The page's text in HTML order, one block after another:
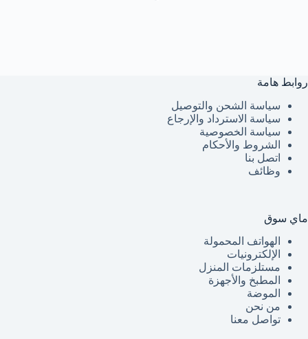
روابط هامة
سياسة الشحن والتوصيل
سياسة الاسترداد والإرجاع
سياسة الخصوصية
الشروط والأحكام
اتصل بنا
وظائف
ماي سوق
الهواتف المحمولة
الإلكترونيات
مستلزمات المنزل
المطبخ والأجهزة
الموضة
من نحن
تواصل معنا